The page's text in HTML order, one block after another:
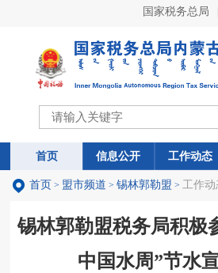
国家税务总局
首页 信息公开 工作动态
首页 信息公开 工作动态
首页 > 盟市频道 > 锡林郭勒盟 > 工作动
锡林郭勒盟税务局积极
中国水周”节水